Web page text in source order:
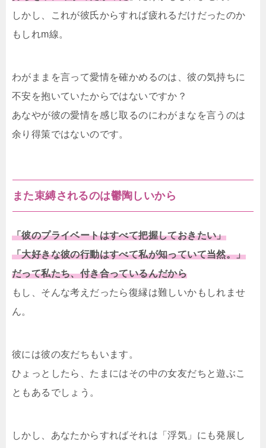
しかし、これが彼氏からすれば疲れるだけだったのか
もしれm線。
わがままを言って愛情を確かめるのは、彼の気持ちに
不安を抱いていたからではないですか？
あなやが彼の愛情を感じ取るのにわがまなを言うのは
余り得策ではないのです。
また束縛されるのは鬱陶しいから
「彼のプライベートはすべて把握しておきたい」
「大好きな彼の行動はすべて私が知っていて当然。」
だって私たち、付き合っているんだから
もし、そんな考えだったら復縁は難しいかもしれませ
ん。
彼には彼の友だちもいます。
ひょっとしたら、たまにはその中の女友だちと遊ぶこ
ともあるでしょう。
しかし、あなたからすればそれは「浮気」にも発展し